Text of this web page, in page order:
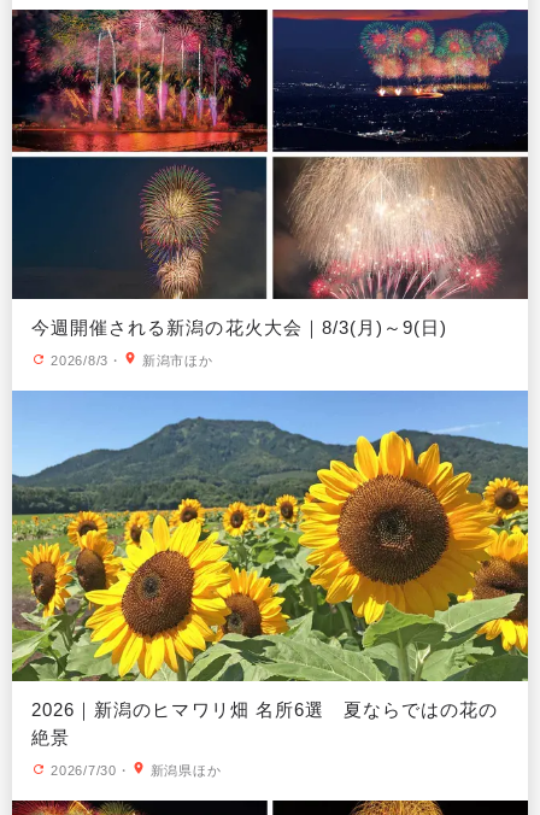
今週開催される新潟の花火大会｜8/3(月)～9(日)
2026/8/3 ・ 新潟市ほか
2026｜新潟のヒマワリ畑 名所6選 夏ならではの花の
絶景
2026/7/30 ・ 新潟県ほか